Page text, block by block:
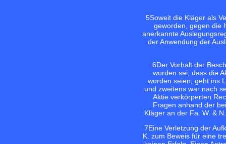
5Soweit die Kläger als
geworden, gegen die
anerkannte
der Anwendung der
6Der Vorhalt der
worden sei, dass die
worden seien, geht ins
und zweitens war nach
Aktie verkörperten
Fragen anhand der
Kläger an der Fa. W. &
7Eine Verletzung der
K. zum Beweis für eine